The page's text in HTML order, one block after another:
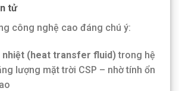
tử
công nghệ cao đáng chú ý:
nhiệt (heat transfer fluid)trong hệ
lượng mặt trời CSP – nhờ tính ổn